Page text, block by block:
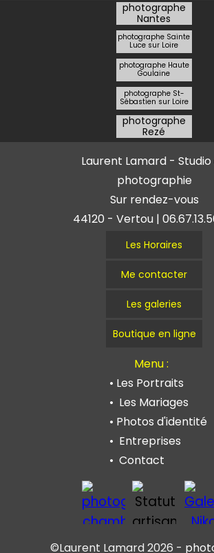
photographe
Nantes
photographe Sainte
Luce sur Loire
photographe Haute
Goulaine
photographe St-
Sébastien sur Loire
photographe
Rezé
©Laurent Lamard 2026 -
Menu :
• Les Portraits
• Les Mariages
• Photos d'identité
• Entreprises
• Contact
Mentions légales/
Laurent Lamard - Studio
photographie
Sur rendez-vous
44120 - Vertou |
Les galeries
Me contacter
Les Horaires
Boutique en ligne